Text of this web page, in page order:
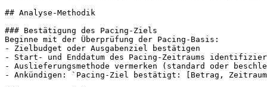
## Analyse-Methodik
### Bestätigung des Pacing-Ziels
Beginne mit der Überprüfung der Pacing-Basis:
- Zielbudget oder Ausgabenziel bestätigen
- Start- und Enddatum des Pacing-Zeitraums
- Auslieferungsmethode vermerken (standard oder
- Ankündigen: `Pacing-Ziel bestätigt: [Betrag,